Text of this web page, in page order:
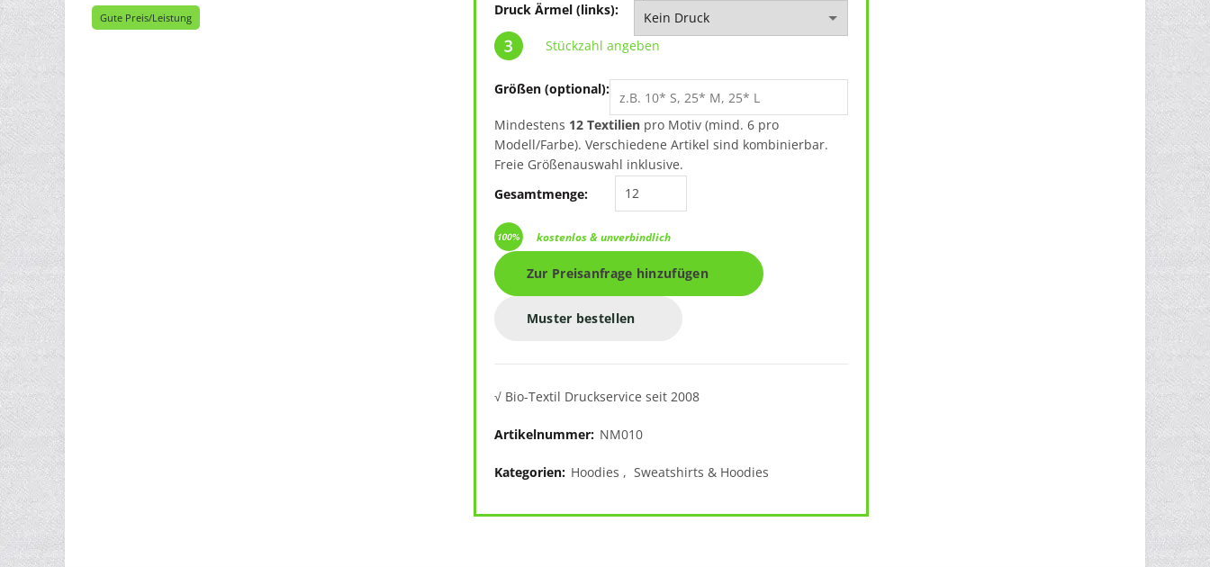
Gute Preis/Leistung Druck Ärmel (links):
Stückzahl angeben
Größen (optional):
Mindestens 12 Textilienpro Motiv (mind. 6 pro
Modell/Farbe). Verschiedene Artikel sind kombinierbar.
Freie Größenauswahl inklusive.
Gesamtmenge:
kostenlos & unverbindlich
Muster bestellen
√ Bio-Textil Druckservice seit 2008
Artikelnummer: NM010
Kategorien: Hoodies , Sweatshirts & Hoodies